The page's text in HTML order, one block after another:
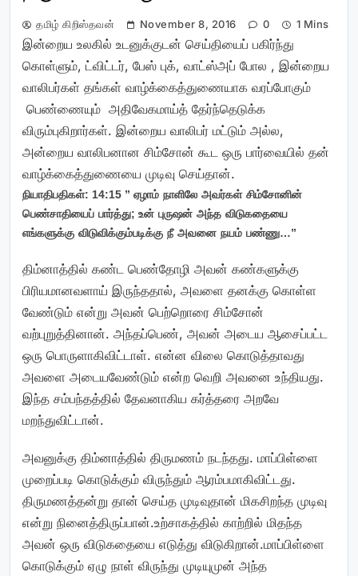
தமிழ் கிறிஸ்தவன் November 8, 2016 0 1 Mins
இன்றைய உலகில் உடனுக்குடன் செய்தியைப் பகிர்ந்து
கொள்ளும், ட்விட்டர், பேஸ் புக், வாட்ஸ்அப் போல , இன்றைய
வாலிபர்கள் தங்கள் வாழ்க்கைத்துணையாக வரப்போகும்
பெண்ணையும் அதிவேகமாய்த் தேர்ந்தெடுக்க
விரும்புகிறார்கள். இன்றைய வாலிபர் மட்டும் அல்ல,
அன்றைய வாலிபனான சிம்சோன் கூட ஒரு பார்வையில் தன்
வாழ்க்கைத்துணையை முடிவு செய்தான்.
நியாதிபதிகள்: 14:15 ” ஏழாம் நாளிலே அவர்கள் சிம்சோனின்
பெண்சாதியைப் பார்த்து; உன் புருஷன் அந்த விடுகதையை
எங்களுக்கு விடுவிக்கும்படிக்கு நீ அவனை நயம் பண்ணு…”
திம்னாத்தில் கண்ட பெண்தோழி அவன் கண்களுக்கு
பிரியமானவளாய் இருந்ததால், அவளை தனக்கு கொள்ள
வேண்டும் என்று அவன் பெற்றொரை சிம்சோன்
வற்புறுத்தினான். அந்தப்பெண், அவன் அடைய ஆசைப்பட்ட
ஒரு பொருளாகிவிட்டாள். என்ன விலை கொடுத்தாவது
அவளை அடையவேண்டும் என்ற வெறி அவனை உந்தியது.
இந்த சம்பந்தத்தில் தேவனாகிய கர்த்தரை அறவே
மறந்துவிட்டான்.
அவனுக்கு திம்னாத்தில் திருமணம் நடந்தது. மாப்பிள்ளை
முறைப்படி கொடுக்கும் விருந்தும் ஆரம்பமாகிவிட்டது.
திருமணத்தன்று தான் செய்த முடிவுதான் மிகசிறந்த முடிவு
என்று நினைத்திருப்பான்.உற்சாகத்தில் காற்றில் மிதந்த
அவன் ஒரு விடுகதையை எடுத்து விடுகிறான்.மாப்பிள்ளை
கொடுக்கும் ஏழு நாள் விருந்து முடியுமுன் அந்த